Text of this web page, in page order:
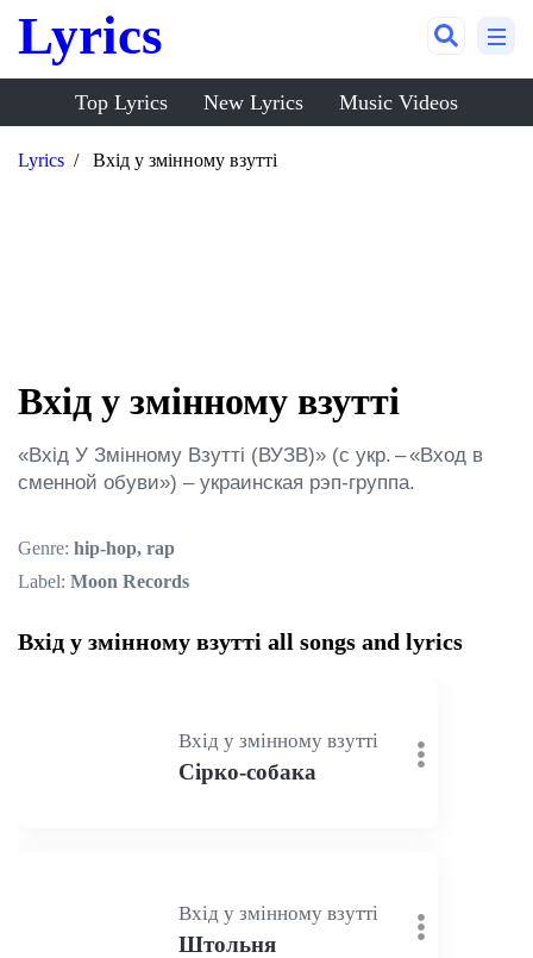
Lyrics
Top Lyrics New Lyrics Music Videos
Lyrics Вхід у змінному взутті
Вхід у змінному взутті
«Вхід У Змінному Взутті (ВУЗВ)» (с укр. – «Вход в
сменной обуви») – украинская рэп-группа.
Genre: hip-hop, rap
Label: Moon Records
Вхід у змінному взутті all songs and lyrics
Вхід у змінному взутті
Сірко-собака
Вхід у змінному взутті
Штольня